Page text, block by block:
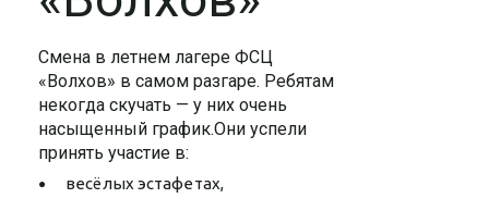
Смена в летнем лагере ФСЦ
«Волхов» в самом разгаре. Ребятам
некогда скучать — у них очень
насыщенный график.Они успели
принять участие в:
весёлых эстафетах,